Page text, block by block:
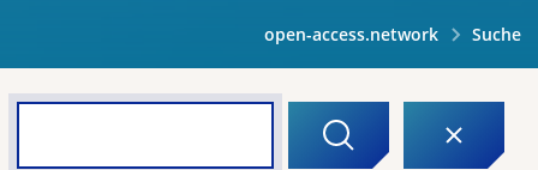
open-access.network Suche